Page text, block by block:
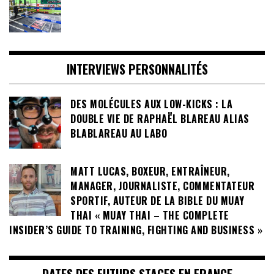
INTERVIEWS PERSONNALITÉS
DES MOLÉCULES AUX LOW-KICKS : LA
DOUBLE VIE DE RAPHAËL BLAREAU ALIAS
BLABLAREAU AU LABO
MATT LUCAS, BOXEUR, ENTRAÎNEUR,
MANAGER, JOURNALISTE, COMMENTATEUR
SPORTIF, AUTEUR DE LA BIBLE DU MUAY
THAI « MUAY THAI – THE COMPLETE
INSIDER’S GUIDE TO TRAINING, FIGHTING AND BUSINESS »